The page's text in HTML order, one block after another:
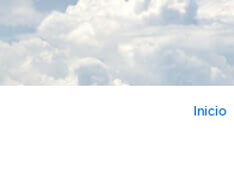
Inicio